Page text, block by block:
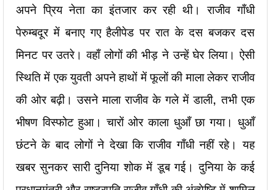
अपने प्रिय नेता का इंतजार कर रही थी। राजीव गाँधी
पेरुम्बदूर में बनाए गए हैलीपेड पर रात के दस बजकर दस
मिनट पर उतरे। वहाँ लोगों की भीड़ ने उन्हें घेर लिया। ऐसी
स्थिति में एक युवती अपने हाथों में फूलों की माला लेकर राजीव
की ओर बढ़ी। उसने माला राजीव के गले में डाली, तभी एक
भीषण विस्फोट हुआ। चारों ओर काला धुआँ छा गया। धुआँ
छंटने के बाद लोगों ने देखा कि राजीव गाँधी नहीं रहे। यह
खबर सुनकर सारी दुनिया शोक में डूब गई। दुनिया के कई